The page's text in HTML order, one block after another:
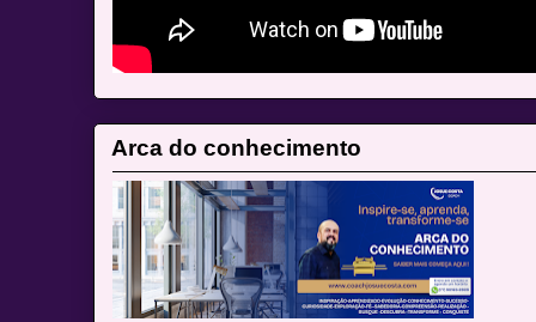
Arca do conhecimento